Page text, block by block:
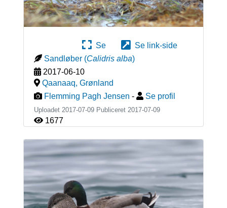
Se
Se link-side
Sandløber (Calidris alba)
2017-06-10
Qaanaaq, Grønland
Flemming Pagh Jensen - Se profil
Uploadet 2017-07-09 Publiceret 2017-07-09
1677